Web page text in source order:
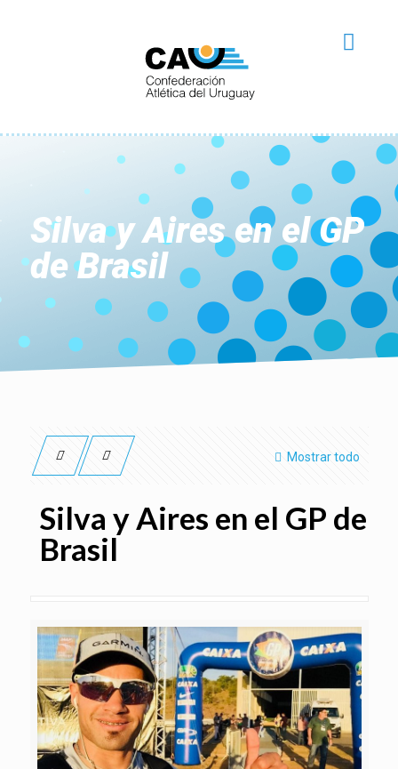
Silva y Aires en el GP
de Brasil
Mostrar todo
Silva y Aires en el GP de
Brasil